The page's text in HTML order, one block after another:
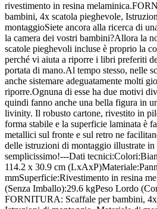
rivestimento in resina
bambini, 4x scatola pieghevole,
montaggioSiete ancora alla ricerca di
la camera dei vostri bambini?Allora la
scatole pieghevoli incluse è proprio la
perché vi aiuta a riporre i libri preferiti
portata di mano.Al tempo stesso, nelle
anche sistemare adeguatamente molti
riporre.Ognuna di esse ha due motivi
quindi fanno anche una bella figura in
livinity. Il robusto cartone, rivestito in
forma stabile e la superficie laminata è
metallici sul fronte e sul retro ne
delle istruzioni di montaggio illustrate
semplicissimo!---Dati
114.2 x 30.9 cm
mmSuperficie:Rivestimento in resina
(Senza Imballo):29.6 kgPeso Lordo
FORNITURA: Scaffale per bambini, 4x